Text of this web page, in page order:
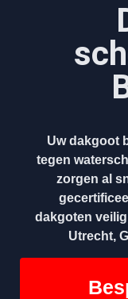
Uw dakgoot
tegen
zorgen al
dakgoten
Utrecht,